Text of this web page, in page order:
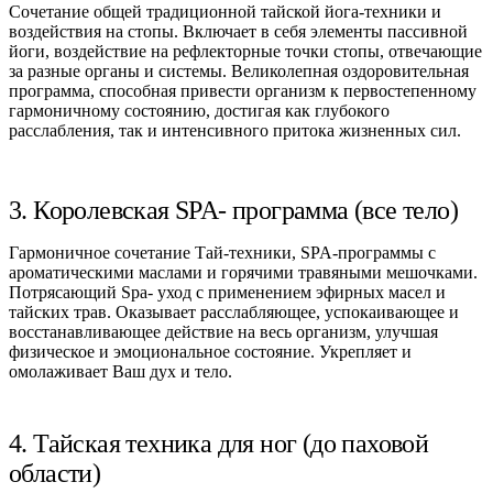
Сочетание общей традиционной тайской йога-техники и
воздействия на стопы. Включает в себя элементы пассивной
йоги, воздействие на рефлекторные точки стопы, отвечающие
за разные органы и системы. Великолепная оздоровительная
программа, способная привести организм к первостепенному
гармоничному состоянию, достигая как глубокого
расслабления, так и интенсивного притока жизненных сил.
3. Королевская SPA- программа (все тело)
Гармоничное сочетание Тай-техники, SPA-программы с
ароматическими маслами и горячими травяными мешочками.
Потрясающий Spa- уход с применением эфирных масел и
тайских трав. Оказывает расслабляющее, успокаивающее и
восстанавливающее действие на весь организм, улучшая
физическое и эмоциональное состояние. Укрепляет и
омолаживает Ваш дух и тело.
4. Тайская техника для ног (до паховой
области)